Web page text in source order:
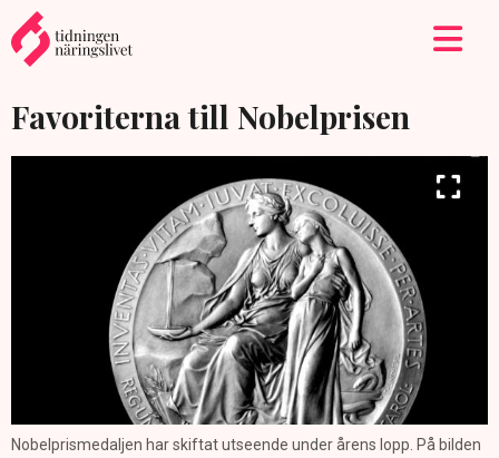
Favoriterna till Nobelprisen
Nobelprismedaljen har skiftat utseende under årens lopp. På bilden